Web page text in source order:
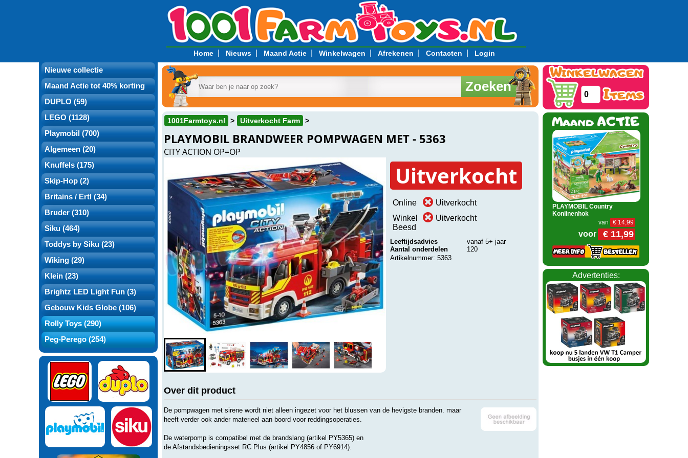
Home| Nieuws| Maand Actie| Winkelwagen Afrekenen Contacten Login
Nieuwe collectie
Maand Actie tot 40% korting
DUPLO (59)
LEGO (1128)
Playmobil (700)
Algemeen (20)
Knuffels (175)
Skip-Hop (2)
Britains / Ertl (34)
Bruder (310)
Siku (464)
Toddys by Siku (23)
Wiking (29)
Klein (23)
Brightz LED Light Fun (3)
Gebouw Kids Globe (106)
Rolly Toys (290)
Peg-Perego (254)
Zoeken
1001Farmtoys.nl Uitverkocht Farm
PLAYMOBIL BRANDWEER POMPWAGEN MET - 5363
CITY ACTION OP=OP
Uitverkocht
Online
Uitverkocht
Winkel
Beesd
Uitverkocht
Leeftijdsadvies
vanaf 5+ jaar
Aantal onderdelen
120
Artikelnummer: 5363
Over dit product
De pompwagen met sirene wordt niet alleen ingezet voor het blussen van de hevigste branden. maar
heeft verder ook ander materieel aan boord voor reddingsoperaties.
De waterpomp is compatibel met de brandslang (artikel PY5365) en
de Afstandsbedieningsset RC Plus (artikel PY4856 of PY6914).
0
PLAYMOBIL Country
Konijnenhok
€ 14,99
van
€ 11,99
voor
Advertenties: